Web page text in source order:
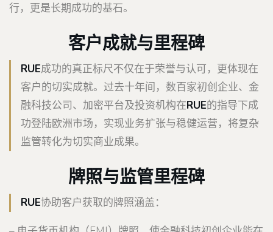
行，更是长期成功的基石。
客户成就与里程碑
RUE成功的真正标尺不仅在于荣誉与认可，更体现在
客户的切实成就。过去十年间，数百家初创企业、金
融科技公司、加密平台及投资机构在RUE的指导下成
功登陆欧洲市场，实现业务扩张与稳健运营，将复杂
监管转化为切实商业成果。
牌照与监管里程碑
RUE协助客户获取的牌照涵盖：